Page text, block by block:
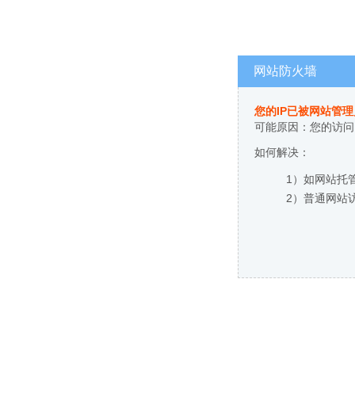
网站防火墙
您的IP已被网站管
可能原因：您的访
如何解决：
1）如网站托
2）普通网站